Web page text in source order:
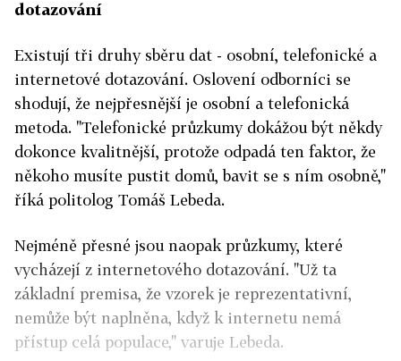
dotazování
Existují tři druhy sběru dat - osobní, telefonické a
internetové dotazování. Oslovení odborníci se
shodují, že nejpřesnější je osobní a telefonická
metoda. "Telefonické průzkumy dokážou být někdy
dokonce kvalitnější, protože odpadá ten faktor, že
někoho musíte pustit domů, bavit se s ním osobně,"
říká politolog Tomáš Lebeda.
Nejméně přesné jsou naopak průzkumy, které
vycházejí z internetového dotazování. "Už ta
základní premisa, že vzorek je reprezentativní,
nemůže být naplněna, když k internetu nemá
přístup celá populace," varuje Lebeda.